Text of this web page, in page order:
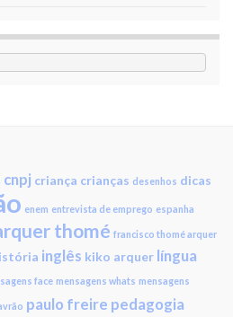
cnpj criança crianças desenhos dicas
enem entrevista de emprego espanha
thomé francisco thomé arquer
inglês kiko arquer língua
face mensagens whats mensagens
paulo freire pedagogia